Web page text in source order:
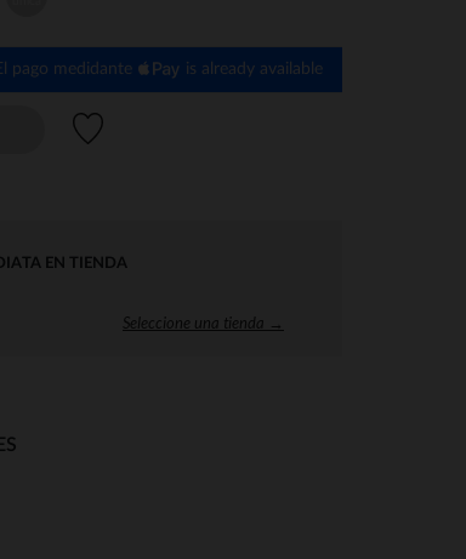
pago medidante is already available
EN TIENDA
Seleccione una tienda →